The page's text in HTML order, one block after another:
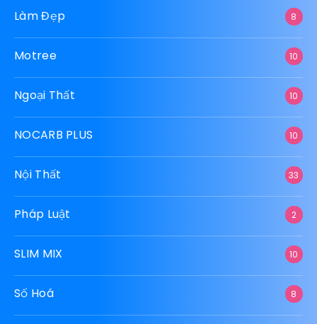
Làm Đẹp 8
Motree 10
Ngoại Thất 10
NOCARB PLUS 10
Nội Thất 33
Pháp Luật 2
SLIM MIX 10
Số Hoá 8